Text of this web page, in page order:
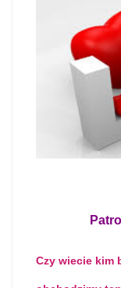
Czy wiecie kim